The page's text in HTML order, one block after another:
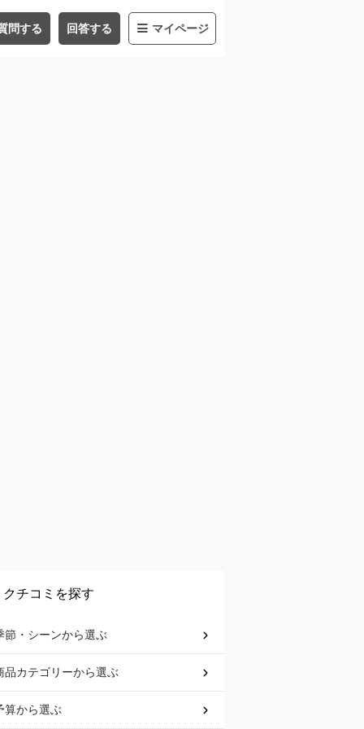
問する 回答する マイページ
クチコミを探す
節・シーンから選ぶ
品カテゴリーから選ぶ
算から選ぶ